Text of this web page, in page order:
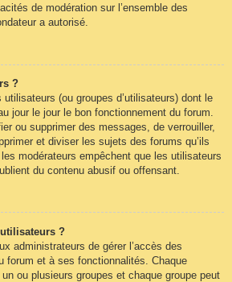
de modération sur l’ensemble des
a autorisé.
?
(ou groupes d’utilisateurs) dont le
jour le jour le bon fonctionnement du forum.
ou supprimer des messages, de verrouiller,
et diviser les sujets des forums qu’ils
modérateurs empêchent que les utilisateurs
du contenu abusif ou offensant.
?
administrateurs de gérer l’accès des
forum et à ses fonctionnalités. Chaque
ou plusieurs groupes et chaque groupe peut